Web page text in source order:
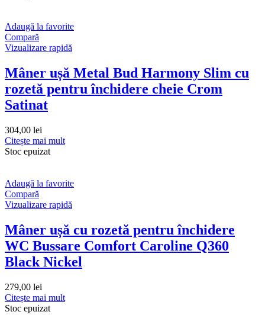
Adaugă la favorite
Compară
Vizualizare rapidă
Mâner ușă Metal Bud Harmony Slim cu
rozetă pentru închidere cheie Crom
Satinat
304,00 lei
Citește mai mult
Stoc epuizat
Adaugă la favorite
Compară
Vizualizare rapidă
Mâner ușă cu rozetă pentru închidere
WC Bussare Comfort Caroline Q360
Black Nickel
279,00 lei
Citește mai mult
Stoc epuizat